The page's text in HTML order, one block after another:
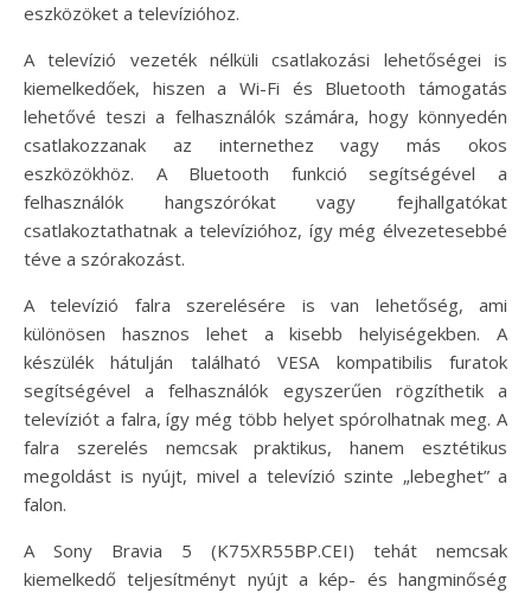
eszközöket a televízióhoz.
A televízió vezeték nélküli csatlakozási lehetőségei is
kiemelkedőek, hiszen a Wi-Fi és Bluetooth támogatás
lehetővé teszi a felhasználók számára, hogy könnyedén
csatlakozzanak az internethez vagy más okos
eszközökhöz. A Bluetooth funkció segítségével a
felhasználók hangszórókat vagy fejhallgatókat
csatlakoztathatnak a televízióhoz, így még élvezetesebbé
téve a szórakozást.
A televízió falra szerelésére is van lehetőség, ami
különösen hasznos lehet a kisebb helyiségekben. A
készülék hátulján található VESA kompatibilis furatok
segítségével a felhasználók egyszerűen rögzíthetik a
televíziót a falra, így még több helyet spórolhatnak meg. A
falra szerelés nemcsak praktikus, hanem esztétikus
megoldást is nyújt, mivel a televízió szinte „lebeghet” a
falon.
A Sony Bravia 5 (K75XR55BP.CEI) tehát nemcsak
kiemelkedő teljesítményt nyújt a kép- és hangminőség